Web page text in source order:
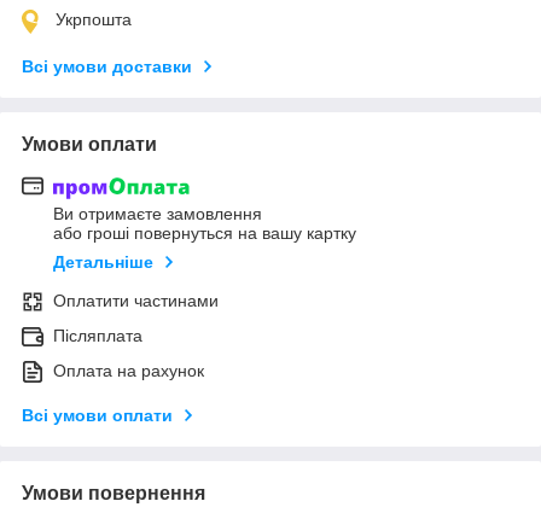
Укрпошта
Всі умови доставки
Умови оплати
Ви отримаєте замовлення
або гроші повернуться на вашу картку
Детальніше
Оплатити частинами
Післяплата
Оплата на рахунок
Всі умови оплати
Умови повернення